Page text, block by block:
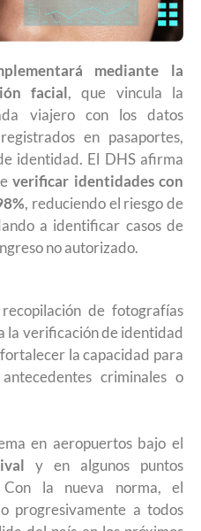
mediante la
facial, que vincula la
viajero con los datos
en pasaportes,
identidad. El DHS afirma
verificar identidades con
, reduciendo el riesgo de
a identificar casos de
no autorizado.
de fotografías
la verificación de identidad
la capacidad para
criminales o
en aeropuertos bajo el
y en algunos puntos
la nueva norma, el
progresivamente a todos